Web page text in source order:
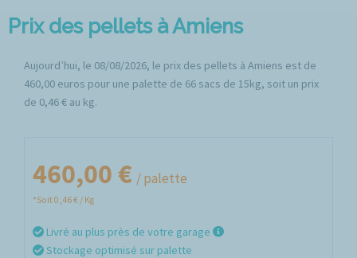
Prix des pellets à Amiens
Aujourd’hui, le 08/08/2026, le prix des pellets à Amiens est de
460,00 euros pour une palette de 66 sacs de 15kg, soit un prix
de 0,46 € au kg.
460,00 € / palette
*Soit 0,46 € / Kg
Livré au plus près de votre garage
Stockage optimisé sur palette